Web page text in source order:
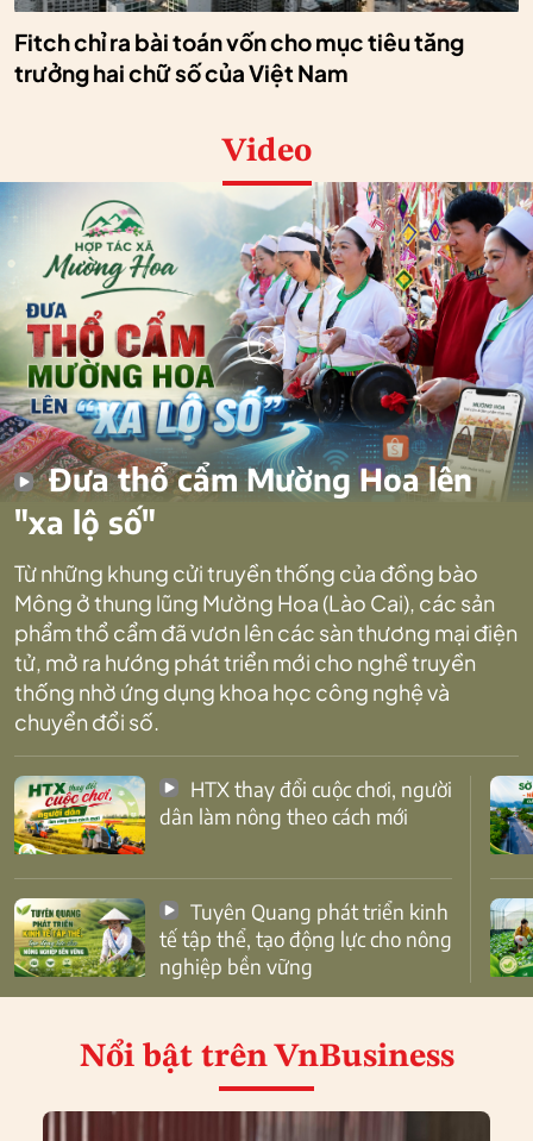
Fitch chỉ ra bài toán vốn cho mục tiêu tăng
trưởng hai chữ số của Việt Nam
Video
Đưa thổ cẩm Mường Hoa lên
"xa lộ số"
Từ những khung cửi truyền thống của đồng bào
Mông ở thung lũng Mường Hoa (Lào Cai), các sản
phẩm thổ cẩm đã vươn lên các sàn thương mại điện
tử, mở ra hướng phát triển mới cho nghề truyền
thống nhờ ứng dụng khoa học công nghệ và
chuyển đổi số.
dân làm nông theo cách mới
tế tập thể, tạo động lực cho nông
nghiệp bền vững
Nổi bật trên VnBusiness